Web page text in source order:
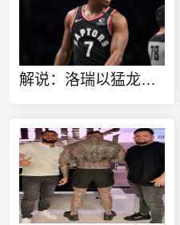
解说：洛瑞以猛龙球员身份进行退役也算是功成身退、落叶归根了